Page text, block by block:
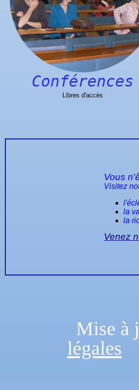
Conférences
Libres d'accès
Vous
Visitez
la
la
Venez
Mise
légales